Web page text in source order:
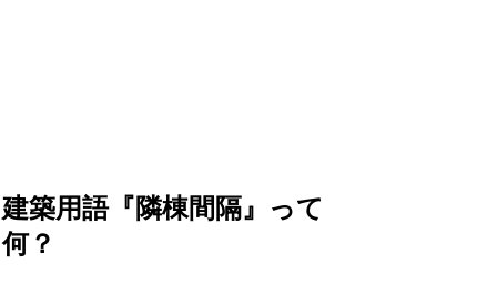
建築用語『隣棟間隔』って
何？